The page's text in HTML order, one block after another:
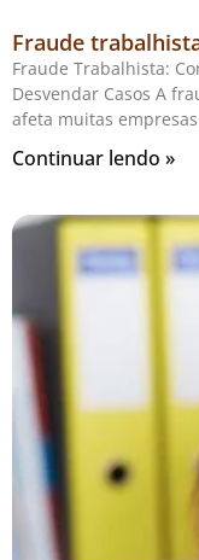
Fraude
Fraude Trabalhista:
Desvendar Casos A
afeta muitas
Continuar lendo »